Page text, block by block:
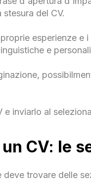
del CV.
esperienze e
e
e inviarlo al
CV: le
deve trovare delle